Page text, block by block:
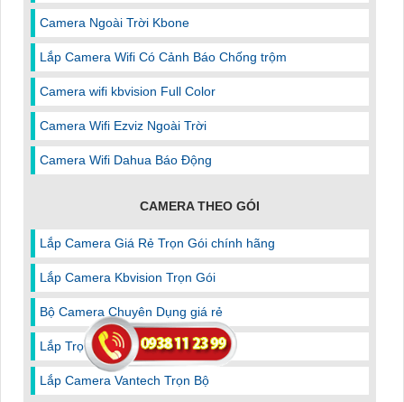
Camera Ngoài Trời Kbone
Lắp Camera Wifi Có Cảnh Báo Chống trộm
Camera wifi kbvision Full Color
Camera Wifi Ezviz Ngoài Trời
Camera Wifi Dahua Báo Động
CAMERA THEO GÓI
Lắp Camera Giá Rẻ Trọn Gói chính hãng
Lắp Camera Kbvision Trọn Gói
Bộ Camera Chuyên Dụng giá rẻ
Lắp Trọn Bộ Camera Dahua
Lắp Camera Vantech Trọn Bộ